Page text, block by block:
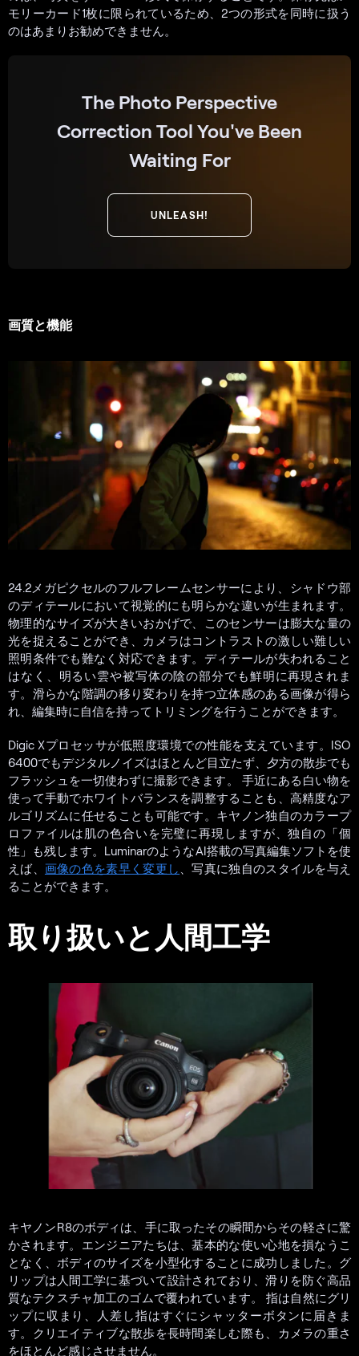
モリーカード1枚に限られているため、2つの形式を同時に扱う
のはあまりお勧めできません。
The Photo Perspective
Correction Tool You've Been
Waiting For
UNLEASH!
画質と機能
24.2メガピクセルのフルフレームセンサーにより、シャドウ部
のディテールにおいて視覚的にも明らかな違いが生まれます。
物理的なサイズが大きいおかげで、このセンサーは膨大な量の
光を捉えることができ、カメラはコントラストの激しい難しい
照明条件でも難なく対応できます。ディテールが失われること
はなく、明るい雲や被写体の陰の部分でも鮮明に再現されま
す。滑らかな階調の移り変わりを持つ立体感のある画像が得ら
れ、編集時に自信を持ってトリミングを行うことができます。
Digic Xプロセッサが低照度環境での性能を支えています。ISO
6400でもデジタルノイズはほとんど目立たず、夕方の散歩でも
フラッシュを一切使わずに撮影できます。 手近にある白い物を
使って手動でホワイトバランスを調整することも、高精度なア
ルゴリズムに任せることも可能です。キヤノン独自のカラープ
ロファイルは肌の色合いを完璧に再現しますが、独自の「個
性」も残します。LuminarのようなAI搭載の写真編集ソフトを使
えば、 画像の色を素早く変更し
、写真に独自のスタイルを与え
ることができます。
取り扱いと人間工学
キヤノンR8のボディは、手に取ったその瞬間からその軽さに驚
かされます。エンジニアたちは、基本的な使い心地を損なうこ
となく、ボディのサイズを小型化することに成功しました。グ
リップは人間工学に基づいて設計されており、滑りを防ぐ高品
質なテクスチャ加工のゴムで覆われています。 指は自然にグリ
ップに収まり、人差し指はすぐにシャッターボタンに届きま
す。クリエイティブな散歩を長時間楽しむ際も、カメラの重さ
をほとんど感じさせません。